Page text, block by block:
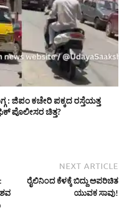
: ಜಿಪಂ ಕಚೇರಿ ಪಕ್ಕದ ರಸ್ತೆಯತ್ತ
ಪೊಲೀಸರ ಚಿತ್ತ?
NEXT ARTICLE
ರೈಲಿನಿಂದ ಕೆಳಕ್ಕೆ ಬಿದ್ದು ಅಪರಿಚಿತ
ಯುವಕ ಸಾವು!